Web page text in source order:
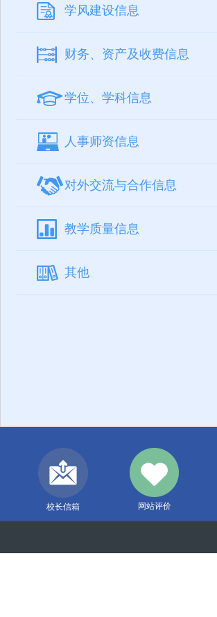
学风建设信息
财务、资产及收费信息
学位、学科信息
人事师资信息
对外交流与合作信息
教学质量信息
其他
校长信箱 网站评价